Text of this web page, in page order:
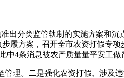
分类监管轨制的实施方案和沉
履方案，召开全市农资打假专
中4条消息被农产质量量平安工做
。二是强化农资打假。涉及